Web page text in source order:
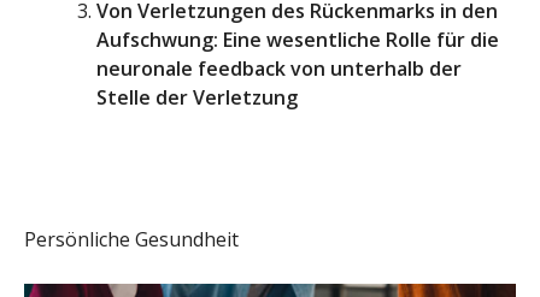
Von Verletzungen des Rückenmarks in den
Aufschwung: Eine wesentliche Rolle für die
neuronale feedback von unterhalb der
Stelle der Verletzung
Persönliche Gesundheit